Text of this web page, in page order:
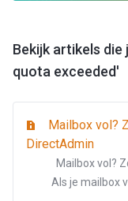
Bekijk artikels die
quota exceeded'
Mailbox vol?
DirectAdmin
Mailbox vol?
Als je mailbox